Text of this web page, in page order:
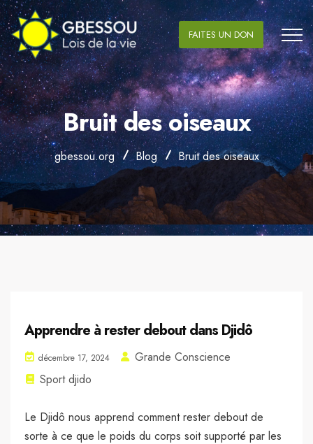
FAITES UN DON
Bruit des oiseaux
gbessou.org Blog Bruit des oiseaux
Apprendre à rester debout dans Djidô
décembre 17, 2024
Grande Conscience
Sport djido
Le Djidô nous apprend comment rester debout de
sorte à ce que le poids du corps soit supporté par les